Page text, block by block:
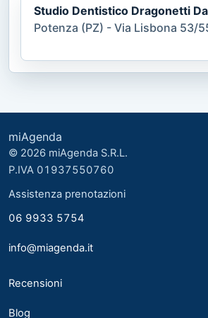
Studio Dentistico Dragonetti
Potenza (PZ) - Via Lisbona 53/
miAgenda
© 2026 miAgenda S.R.L.
P.IVA 01937550760
Assistenza prenotazioni
06 9933 5754
info@miagenda.it
Recensioni
Blog